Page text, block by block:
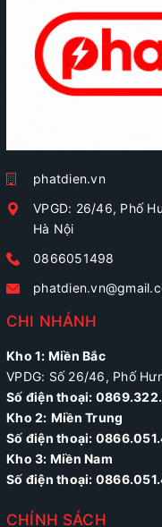
phatdien.vn
VPGD: 26/46, Phố
Hà Nội
0866051498
CHI NHÁNH
Kho 1: Miền Bắc
VPDG: Số 26/46, Phố
Số điện thoại:
Kho 2: Miền Trung
Số điện thoại:
Kho 3: Miền Nam
Số điện thoại:
CHÍNH SÁCH